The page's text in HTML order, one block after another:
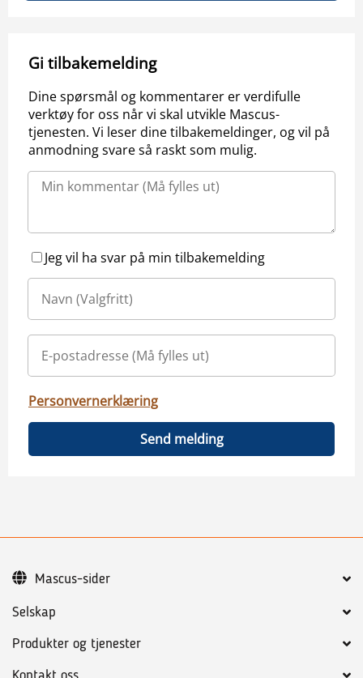
Gi tilbakemelding
Dine spørsmål og kommentarer er verdifulle
verktøy for oss når vi skal utvikle Mascus-
tjenesten. Vi leser dine tilbakemeldinger, og vil på
anmodning svare så raskt som mulig.
Jeg vil ha svar på min tilbakemelding
Personvernerklæring
Send melding
Selskap
Produkter og tjenester
Mascus-sider